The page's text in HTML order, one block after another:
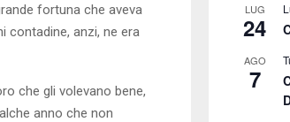
fortuna che aveva
contadine, anzi, ne era
che gli volevano bene,
anno che non
LUG
24
AGO
7